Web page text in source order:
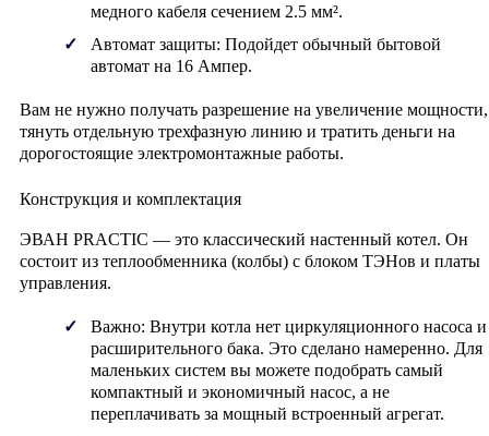
медного кабеля сечением 2.5 мм².
Автомат защиты: Подойдет обычный бытовой
автомат на 16 Ампер.
Вам не нужно получать разрешение на увеличение мощности,
тянуть отдельную трехфазную линию и тратить деньги на
дорогостоящие электромонтажные работы.
Конструкция и комплектация
ЭВАН PRACTIC — это классический настенный котел. Он
состоит из теплообменника (колбы) с блоком ТЭНов и платы
управления.
Важно: Внутри котла нет циркуляционного насоса и
расширительного бака. Это сделано намеренно. Для
маленьких систем вы можете подобрать самый
компактный и экономичный насос, а не
переплачивать за мощный встроенный агрегат.